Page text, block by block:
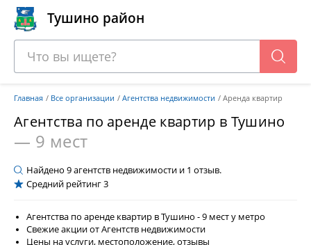
Тушино район
Главная Все организации Агентства недвижимости Аренда квартир
Агентства по аренде квартир в Тушино
— 9 мест
Найдено 9 агентств недвижимости и 1 отзыв.
Средний рейтинг 3
Агентства по аренде квартир в Тушино - 9 мест у метро
Свежие акции от Агентств недвижимости
Цены на услуги, местоположение, отзывы